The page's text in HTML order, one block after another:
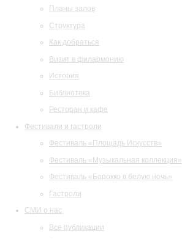
Планы залов
Структура
Как добраться
Визит в филармонию
История
Библиотека
Ресторан и кафе
Фестивали и гастроли
Фестиваль «Площадь Искусств»
Фестиваль «Музыкальная коллекция»
Фестиваль «Барокко в белую ночь»
Гастроли
СМИ о нас
Все публикации